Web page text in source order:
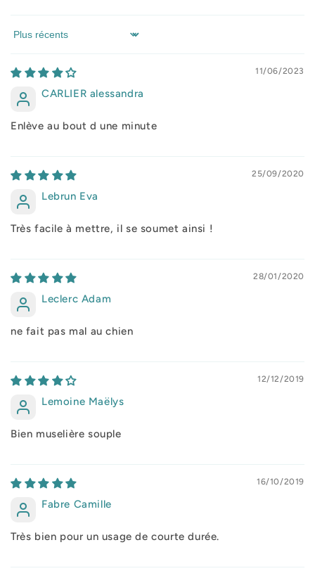
Sort by
11/06/2023
CARLIER alessandra
Enlève au bout d une minute
25/09/2020
Lebrun Eva
Très facile à mettre, il se soumet ainsi !
28/01/2020
Leclerc Adam
ne fait pas mal au chien
12/12/2019
Lemoine Maëlys
Bien muselière souple
16/10/2019
Fabre Camille
Très bien pour un usage de courte durée.